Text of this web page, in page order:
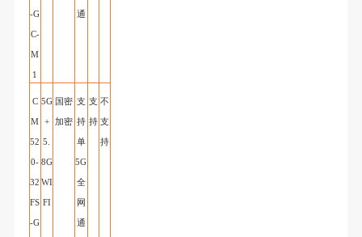
-G
C-
M
1
通
C
M
52
0-
32
FS
-G
5G
+
5.
8G
WI
FI
国密
加密
支
持
单
5G
全
网
通
支
持
不
支
持